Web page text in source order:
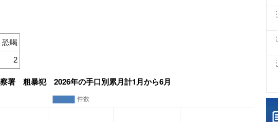
恐喝
2